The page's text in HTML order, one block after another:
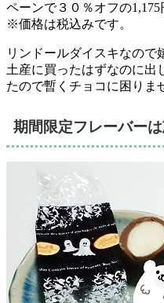
ペーンで３０％オフの
※価格は税込みです。
リンドールダイスキなので
土産に買ったはずなのに出
たので暫くチョコに困りま
期間限定フレーバー